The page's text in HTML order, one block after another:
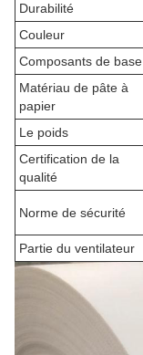
Durabilité
Couleur
Composants de base
Matériau de pâte à
papier
Le poids
Certification de la
qualité
Norme de sécurité
Partie du ventilateur